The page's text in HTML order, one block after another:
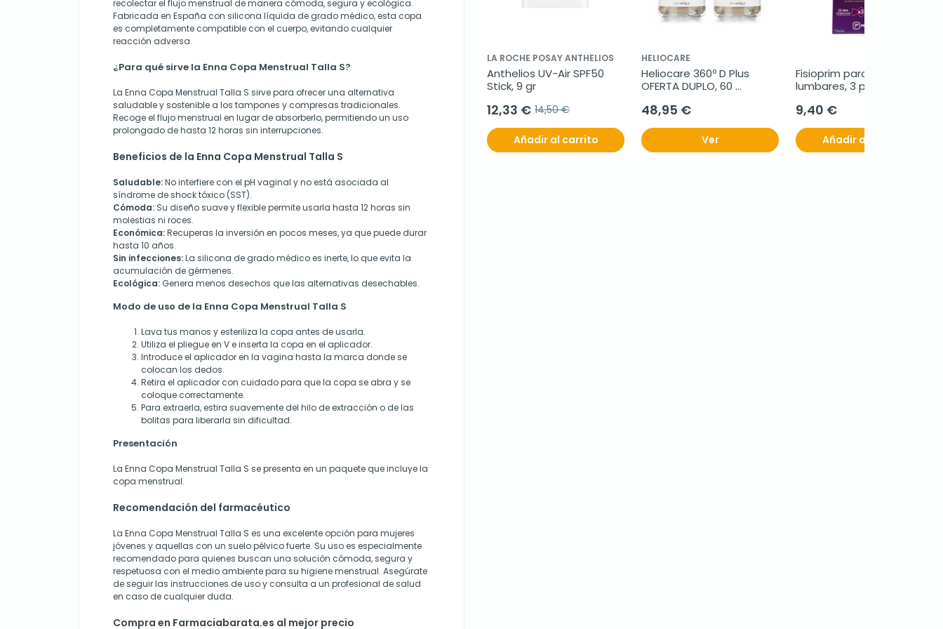
recolectar el flujo menstrual de manera cómoda, segura y ecológica.
Fabricada en España con silicona líquida de grado médico, esta copa
es completamente compatible con el cuerpo, evitando cualquier
reacción adversa.
¿Para qué sirve la Enna Copa Menstrual Talla S?
La Enna Copa Menstrual Talla S sirve para ofrecer una alternativa
saludable y sostenible a los tampones y compresas tradicionales.
Recoge el flujo menstrual en lugar de absorberlo, permitiendo un uso
prolongado de hasta 12 horas sin interrupciones.
Beneficios de la Enna Copa Menstrual Talla S
Saludable:No interfiere con el pH vaginal y no está asociada al
síndrome de shock tóxico (SST).
Cómoda: Su diseño suave y flexible permite usarla hasta 12 horas sin
molestias ni roces.
Económica:Recuperas la inversión en pocos meses, ya que puede durar
hasta 10 años.
Sin infecciones:La silicona de grado médico es inerte, lo que evita la
acumulación de gérmenes.
Ecológica: Genera menos desechos que las alternativas desechables.
Modo de uso de la Enna Copa Menstrual Talla S
Lava tus manos y esteriliza la copa antes de usarla.
Utiliza el pliegue en V e inserta la copa en el aplicador.
Introduce el aplicador en la vagina hasta la marca donde se
colocan los dedos.
Retira el aplicador con cuidado para que la copa se abra y se
coloque correctamente.
Para extraerla, estira suavemente del hilo de extracción o de las
bolitas para liberarla sin dificultad.
Presentación
La Enna Copa Menstrual Talla S se presenta en un paquete que incluye la
copa menstrual.
Recomendación del farmacéutico
La Enna Copa Menstrual Talla S es una excelente opción para mujeres
jóvenes y aquellas con un suelo pélvico fuerte. Su uso es especialmente
recomendado para quienes buscan una solución cómoda, segura y
respetuosa con el medio ambiente para su higiene menstrual. Asegúrate
de seguir las instrucciones de uso y consulta a un profesional de salud
en caso de cualquier duda.
Compra en Farmaciabarata.es al mejor precio
LA ROCHE POSAY ANTHELIOS
Anthelios UV-Air SPF50
Stick, 9 gr
12,33 € 14,50 €
Añadir al carrito
HELIOCARE
Heliocare 360º D Plus
OFERTA DUPLO, 60
48,95 €
Ver
Fisioprim parches
lumbares, 3 parches
9,40 €
Añadir al carrito